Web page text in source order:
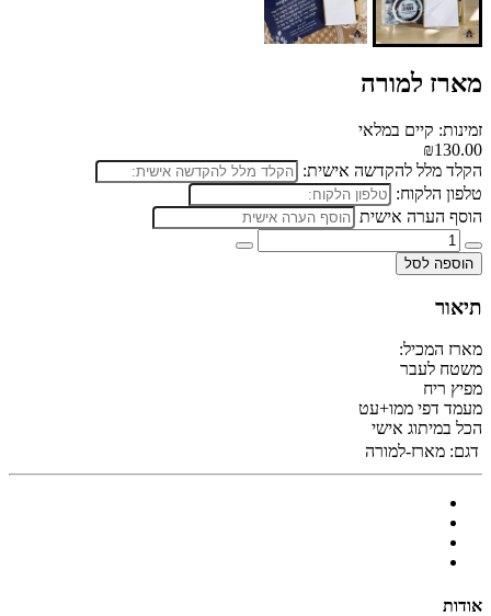
מארז למורה
זמינות: קיים במלאי
₪130.00
הקלד מלל להקדשה אישית:
טלפון הלקוח:
הוסף הערה אישית
הוספה לסל
תיאור
מארז המכיל:
משטח לעבר
מפיץ ריח
מעמד דפי ממו+עט
הכל במיתוג אישי
דגם: מארז-למורה
אודות